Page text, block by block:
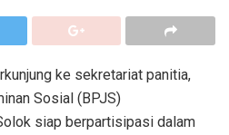
ke sekretariat panitia,
Sosial (BPJS)
siap berpartisipasi dalam